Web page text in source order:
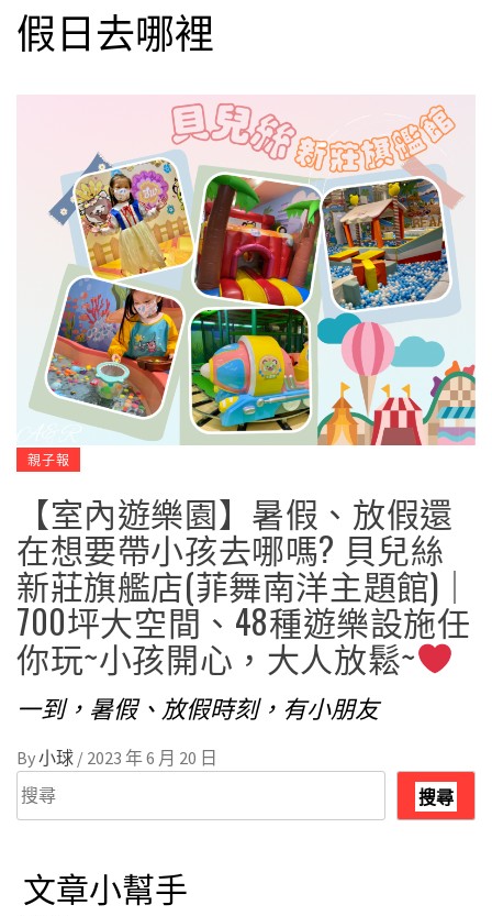
假日去哪裡
親子報
【室內遊樂園】暑假、放假還
在想要帶小孩去哪嗎? 貝兒絲
新莊旗艦店(菲舞南洋主題館)｜
700坪大空間、48種遊樂設施任
你玩~小孩開心，大人放鬆~
一到，暑假、放假時刻，有小朋友
By小球 / 2023 年 6 月 20 日
搜
尋
搜尋
文章小幫手